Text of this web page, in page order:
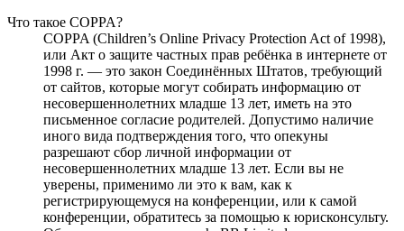
Что такое COPPA?
COPPA (Children’s Online Privacy Protection Act of 1998),
или Акт о защите частных прав ребёнка в интернете от
1998 г. — это закон Соединённых Штатов, требующий
от сайтов, которые могут собирать информацию от
несовершеннолетних младше 13 лет, иметь на это
письменное согласие родителей. Допустимо наличие
иного вида подтверждения того, что опекуны
разрешают сбор личной информации от
несовершеннолетних младше 13 лет. Если вы не
уверены, применимо ли это к вам, как к
регистрирующемуся на конференции, или к самой
конференции, обратитесь за помощью к юрисконсульту.